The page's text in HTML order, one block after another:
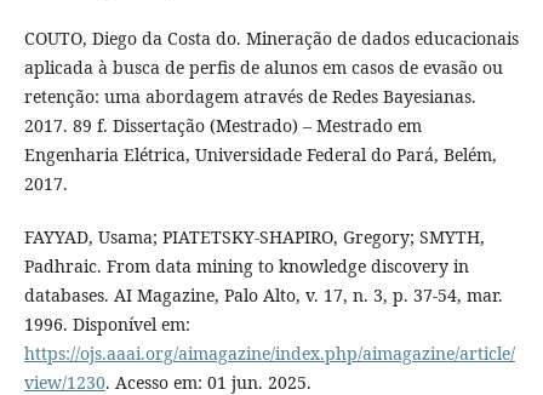
COUTO, Diego da Costa do. Mineração de dados educacionais
aplicada à busca de perfis de alunos em casos de evasão ou
retenção: uma abordagem através de Redes Bayesianas.
2017. 89 f. Dissertação (Mestrado) – Mestrado em
Engenharia Elétrica, Universidade Federal do Pará, Belém,
2017.
FAYYAD, Usama; PIATETSKY-SHAPIRO, Gregory; SMYTH,
Padhraic. From data mining to knowledge discovery in
databases. AI Magazine, Palo Alto, v. 17, n. 3, p. 37-54, mar.
1996. Disponível em:
https://ojs.aaai.org/aimagazine/index.php/aimagazine/article/
view/1230. Acesso em: 01 jun. 2025.